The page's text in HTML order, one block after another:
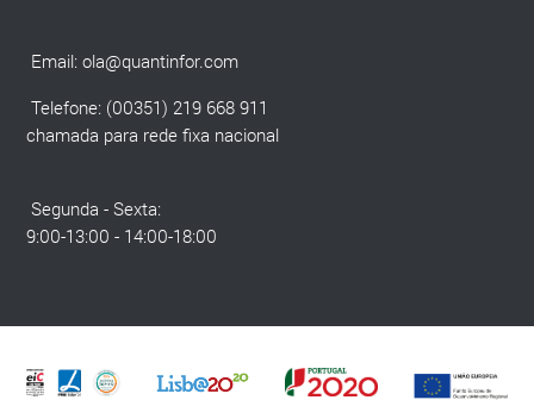
Email:ola@quantinfor.com
Telefone: (00351) 219 668 911
chamada para rede fixa nacional
Segunda - Sexta:
9:00-13:00 - 14:00-18:00